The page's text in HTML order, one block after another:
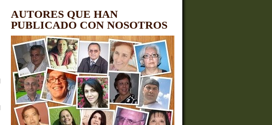
AUTORES QUE HAN
PUBLICADO CON NOSOTROS